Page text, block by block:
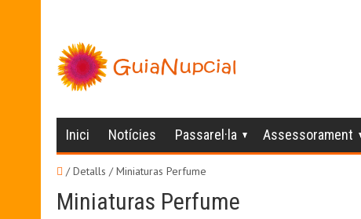
Inici Notícies Passarel·la Assessorament
/ Detalls /Miniaturas Perfume
Miniaturas Perfume